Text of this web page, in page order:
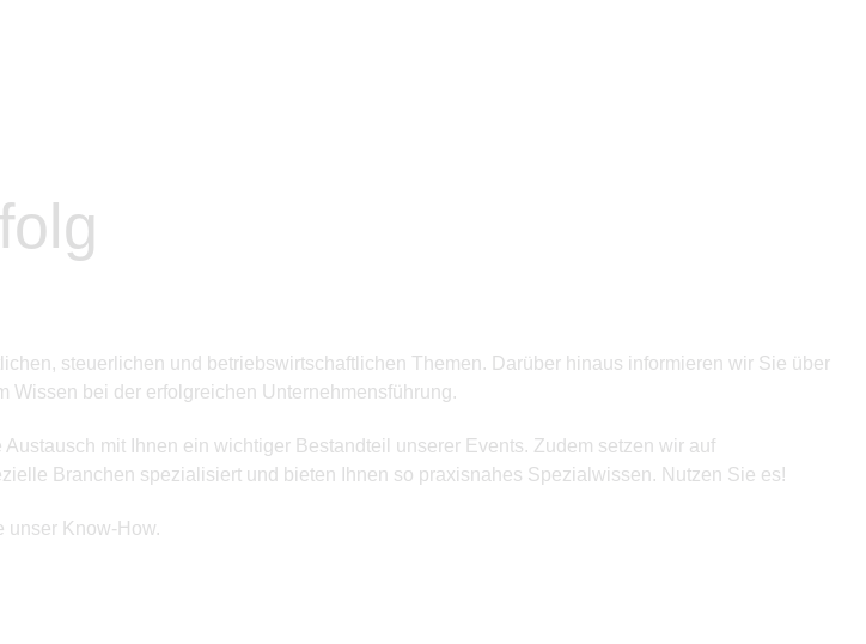
steuerlichen und betriebswirtschaftlichen Themen. Darüber hinaus informieren wir Sie über
Wissen bei der erfolgreichen Unternehmensführung.
mit Ihnen ein wichtiger Bestandteil unserer Events. Zudem setzen wir auf
Branchen spezialisiert und bieten Ihnen so praxisnahes Spezialwissen. Nutzen Sie es!
unser Know-How.